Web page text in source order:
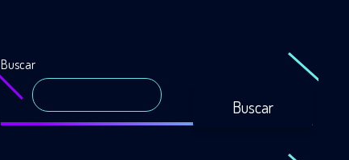
Buscar
Buscar